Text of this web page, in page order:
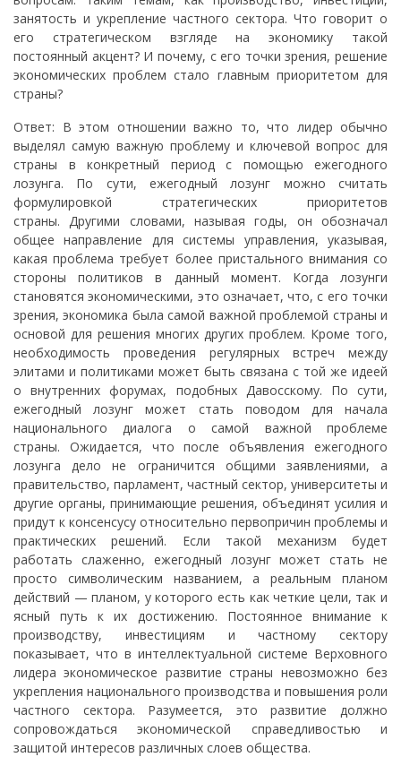
занятость и укрепление частного сектора. Что говорит о
его стратегическом взгляде на экономику такой
постоянный акцент? И почему, с его точки зрения, решение
экономических проблем стало главным приоритетом для
страны?
Ответ: В этом отношении важно то, что лидер обычно
выделял самую важную проблему и ключевой вопрос для
страны в конкретный период с помощью ежегодного
лозунга. По сути, ежегодный лозунг можно считать
формулировкой стратегических приоритетов
страны. Другими словами, называя годы, он обозначал
общее направление для системы управления, указывая,
какая проблема требует более пристального внимания со
стороны политиков в данный момент. Когда лозунги
становятся экономическими, это означает, что, с его точки
зрения, экономика была самой важной проблемой страны и
основой для решения многих других проблем. Кроме того,
необходимость проведения регулярных встреч между
элитами и политиками может быть связана с той же идеей
о внутренних форумах, подобных Давосскому. По сути,
ежегодный лозунг может стать поводом для начала
национального диалога о самой важной проблеме
страны. Ожидается, что после объявления ежегодного
лозунга дело не ограничится общими заявлениями, а
правительство, парламент, частный сектор, университеты и
другие органы, принимающие решения, объединят усилия и
придут к консенсусу относительно первопричин проблемы и
практических решений. Если такой механизм будет
работать слаженно, ежегодный лозунг может стать не
просто символическим названием, а реальным планом
действий — планом, у которого есть как четкие цели, так и
ясный путь к их достижению. Постоянное внимание к
производству, инвестициям и частному сектору
показывает, что в интеллектуальной системе Верховного
лидера экономическое развитие страны невозможно без
укрепления национального производства и повышения роли
частного сектора. Разумеется, это развитие должно
сопровождаться экономической справедливостью и
защитой интересов различных слоев общества.